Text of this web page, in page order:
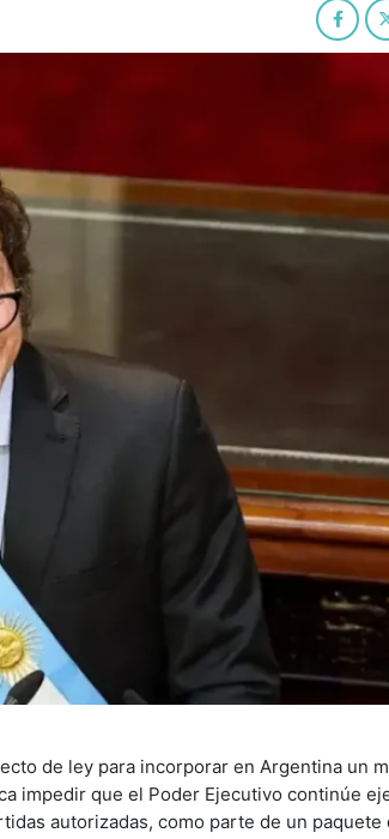
de ley para incorporar en Argentina un
impedir que el Poder Ejecutivo continúe
autorizadas, como parte de un paquete